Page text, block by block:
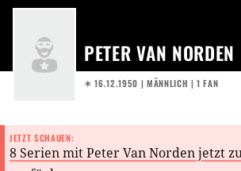
PETER VAN NORDEN
✶ 16.12.1950 | MÄNNLICH | 1 FAN
JETZT SCHAUEN:
8 Serien mit Peter Van Norden jetzt